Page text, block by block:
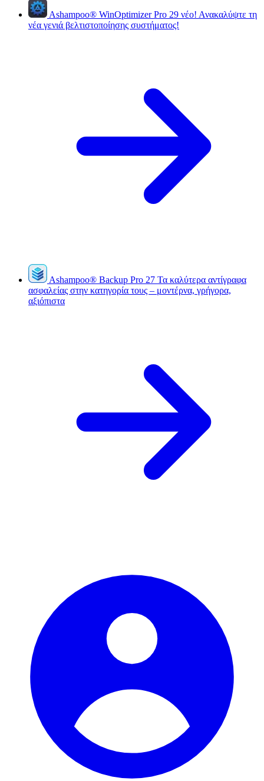
Ashampoo® WinOptimizer Pro 29 νέο! Ανακαλύψτε τη
νέα γενιά βελτιστοποίησης συστήματος!
Ashampoo® Backup Pro 27 Τα καλύτερα αντίγραφα
ασφαλείας στην κατηγορία τους – μοντέρνα, γρήγορα,
αξιόπιστα